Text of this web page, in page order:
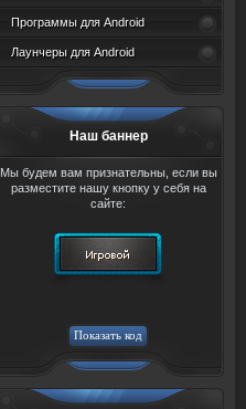
Программы для Android
Лаунчеры для Android
Наш баннер
Мы будем вам признательны, если вы
разместите нашу кнопку у себя на
сайте: